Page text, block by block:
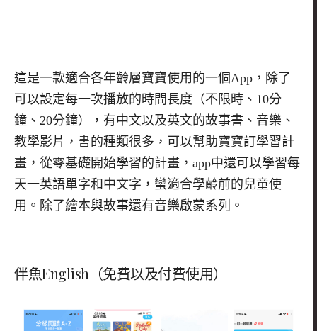
這是一款適合各年齡層寶寶使用的一個App ，除了
可以設定每一次播放的時間長度（不限時、 10分
鐘、 20分鐘），有中文以及英文的故事書、音樂、
教學影片，書的種類很多，可以幫助寶寶訂學習計
畫，從零基礎開始學習的計畫， app中還可以學習每
天一英語單字和中文字，蠻適合學齡前的兒童使
用。除了繪本與故事還有音樂啟蒙系列。
伴魚English（免費以及付費使用）